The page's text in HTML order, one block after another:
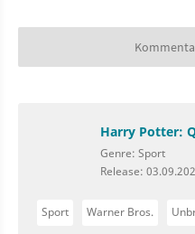
Harry Potter:
Genre: Sport
Release:
Sport Warner Bros.